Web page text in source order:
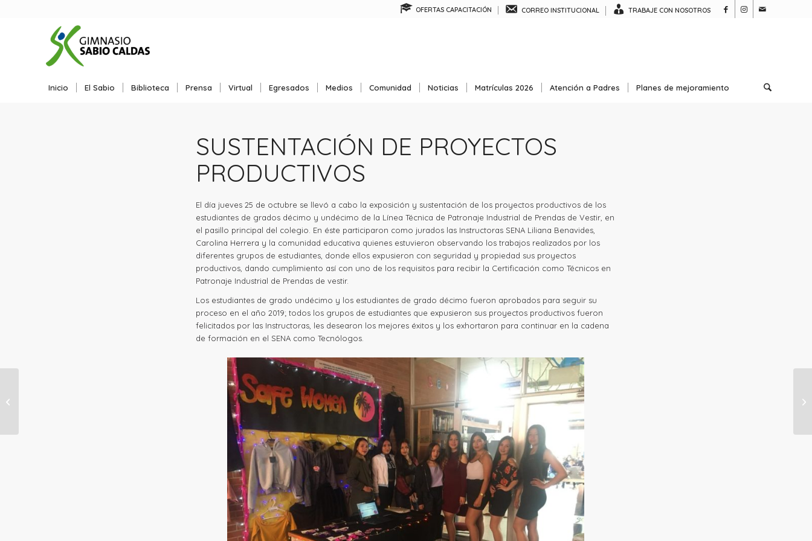
OFERTAS CAPACITACIÓN CORREO INSTITUCIONAL TRABAJE CON NOSOTROS
Inicio El Sabio Biblioteca Prensa Virtual Egresados Medios Comunidad Noticias Matrículas 2026 Atención a Padres Planes de mejoramiento
SUSTENTACIÓN DE PROYECTOS
PRODUCTIVOS
El día jueves 25 de octubre se llevó a cabo la exposición y sustentación de los proyectos productivos de los
estudiantes de grados décimo y undécimo de la Línea Técnica de Patronaje Industrial de Prendas de Vestir, en
el pasillo principal del colegio. En éste participaron como jurados las Instructoras SENA Liliana Benavides,
Carolina Herrera y la comunidad educativa quienes estuvieron observando los trabajos realizados por los
diferentes grupos de estudiantes, donde ellos expusieron con seguridad y propiedad sus proyectos
productivos, dando cumplimiento así con uno de los requisitos para recibir la Certificación como Técnicos en
Patronaje Industrial de Prendas de vestir.
Los estudiantes de grado undécimo y los estudiantes de grado décimo fueron aprobados para seguir su
proceso en el año 2019; todos los grupos de estudiantes que expusieron sus proyectos productivos fueron
felicitados por las Instructoras, les desearon los mejores éxitos y los exhortaron para continuar en la cadena
de formación en el SENA como Tecnólogos.